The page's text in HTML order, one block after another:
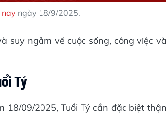
nay ngày 18/9/2025.
suy ngẫm về cuộc sống, công việc và
Tý
18/09/2025, Tuổi Tý cần đặc biệt